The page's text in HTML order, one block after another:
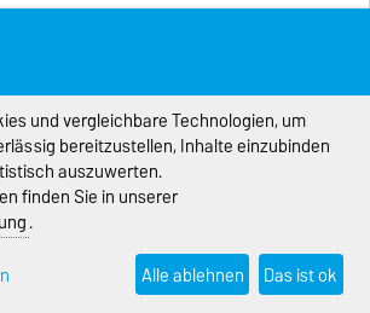
begutachteter internationaler
residual subgingival calculus - in vitro
Bernd; Strackeljan, Jens; Kocher, Thomas
periodontology - Oxford [u.a.] : Wiley-
und vergleichbare Technologien, um
bereitzustellen, Inhalte einzubinden
auszuwerten.
finden Sie in unserer
.
Alle ablehnen Das ist ok